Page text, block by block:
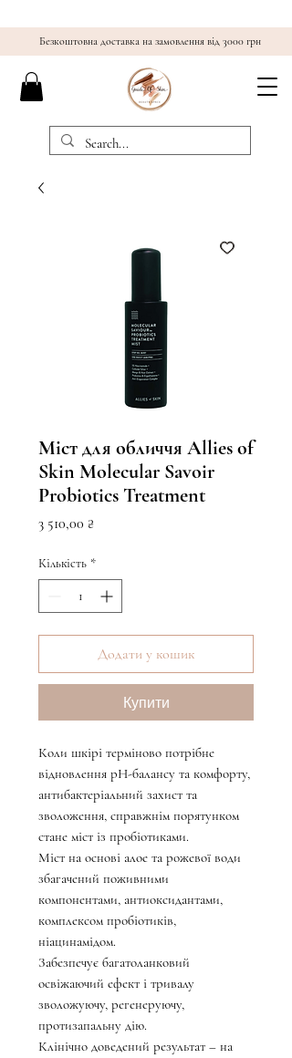
Безкоштовна доставка на замовлення від 3000 грн
Міст для обличчя Allies of
Skin Molecular Savoir
Probiotics Treatment
3 510,00 ₴
Кількість *
Додати у кошик
Купити
Коли шкірі терміново потрібне
відновлення рН-балансу та комфорту,
антибактеріальний захист та
зволоження, справжнім порятунком
стане міст із пробіотиками.
Міст на основі алое та рожевої води
збагачений поживними
компонентами, антиоксидантами,
комплексом пробіотиків,
ніацинамідом.
Забезпечує багатоланковий
освіжаючий ефект і тривалу
зволожуючу, регенеруючу,
протизапальну дію.
Клінічно доведений результат – на